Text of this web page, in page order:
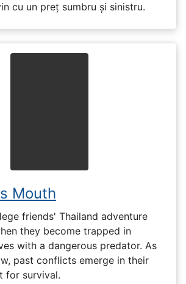
cu un preț sumbru și sinistru.
Mouth
friends' Thailand adventure
they become trapped in
with a dangerous predator. As
past conflicts emerge in their
for survival.